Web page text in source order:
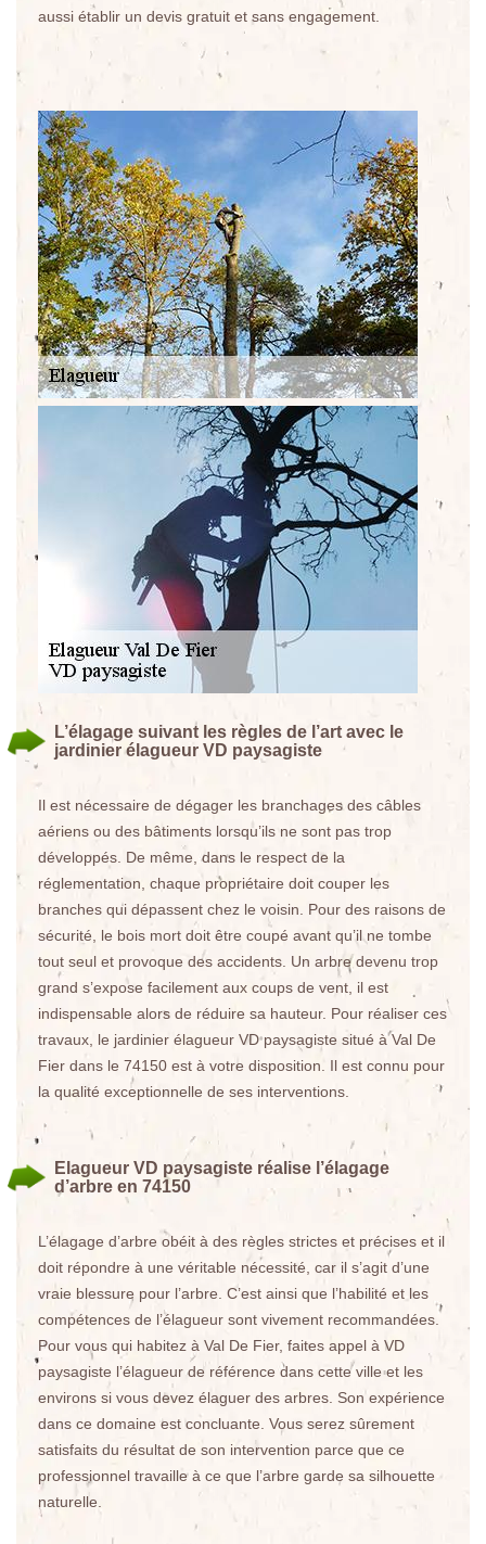
aussi établir un devis gratuit et sans engagement.
L’élagage suivant les règles de l’art avec le
jardinier élagueur VD paysagiste
Il est nécessaire de dégager les branchages des câbles
aériens ou des bâtiments lorsqu’ils ne sont pas trop
développés. De même, dans le respect de la
réglementation, chaque propriétaire doit couper les
branches qui dépassent chez le voisin. Pour des raisons de
sécurité, le bois mort doit être coupé avant qu’il ne tombe
tout seul et provoque des accidents. Un arbre devenu trop
grand s’expose facilement aux coups de vent, il est
indispensable alors de réduire sa hauteur. Pour réaliser ces
travaux, le jardinier élagueur VD paysagiste situé à Val De
Fier dans le 74150 est à votre disposition. Il est connu pour
la qualité exceptionnelle de ses interventions.
Elagueur VD paysagiste réalise l’élagage
d’arbre en 74150
L’élagage d’arbre obéit à des règles strictes et précises et il
doit répondre à une véritable nécessité, car il s’agit d’une
vraie blessure pour l’arbre. C’est ainsi que l’habilité et les
compétences de l’élagueur sont vivement recommandées.
Pour vous qui habitez à Val De Fier, faites appel à VD
paysagiste l’élagueur de référence dans cette ville et les
environs si vous devez élaguer des arbres. Son expérience
dans ce domaine est concluante. Vous serez sûrement
satisfaits du résultat de son intervention parce que ce
professionnel travaille à ce que l’arbre garde sa silhouette
naturelle.